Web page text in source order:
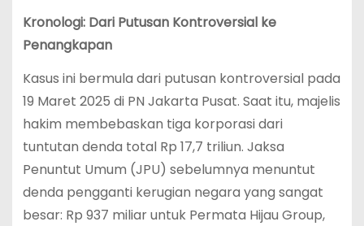
Kronologi: Dari Putusan Kontroversial ke
Penangkapan
Kasus ini bermula dari putusan kontroversial pada
19 Maret 2025 di PN Jakarta Pusat. Saat itu, majelis
hakim membebaskan tiga korporasi dari
tuntutan denda total Rp 17,7 triliun. Jaksa
Penuntut Umum (JPU) sebelumnya menuntut
denda pengganti kerugian negara yang sangat
besar: Rp 937 miliar untuk Permata Hijau Group,